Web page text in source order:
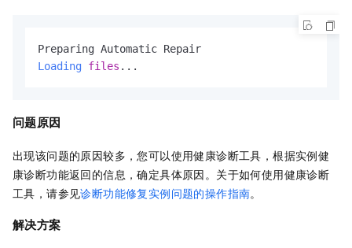
Loading files ...
问题原因
出现该问题的原因较多，您可以使用健康诊断工具，根据实例健
康诊断功能返回的信息，确定具体原因。关于如何使用健康诊断
工具，请参见诊断功能修复实例问题的操作指南。
解决方案